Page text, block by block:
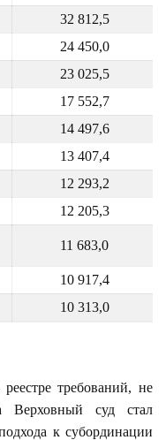
32 812,5
24 450,0
23 025,5
17 552,7
14 497,6
13 407,4
12 293,2
12 205,3
11 683,0
10 917,4
10 313,0
требований, не
Верховный суд стал
к субординации